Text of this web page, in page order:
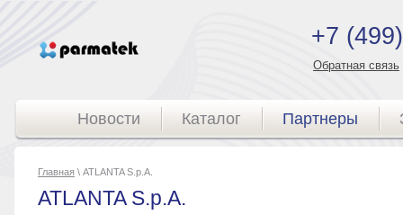
+7
Обратная связь
Новости Каталог Партнеры
Главная \ ATLANTA S.p.A.
ATLANTA S.p.A.